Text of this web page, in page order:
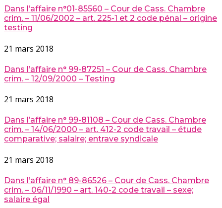
Dans l’affaire n°01-85560 – Cour de Cass. Chambre
crim. – 11/06/2002 – art. 225-1 et 2 code pénal – origine
testing
21 mars 2018
Dans l’affaire n° 99-87251 – Cour de Cass. Chambre
crim. – 12/09/2000 – Testing
21 mars 2018
Dans l’affaire n° 99-81108 – Cour de Cass. Chambre
crim. – 14/06/2000 – art. 412-2 code travail – étude
comparative; salaire; entrave syndicale
21 mars 2018
Dans l’affaire n° 89-86526 – Cour de Cass. Chambre
crim. – 06/11/1990 – art. 140-2 code travail – sexe;
salaire égal